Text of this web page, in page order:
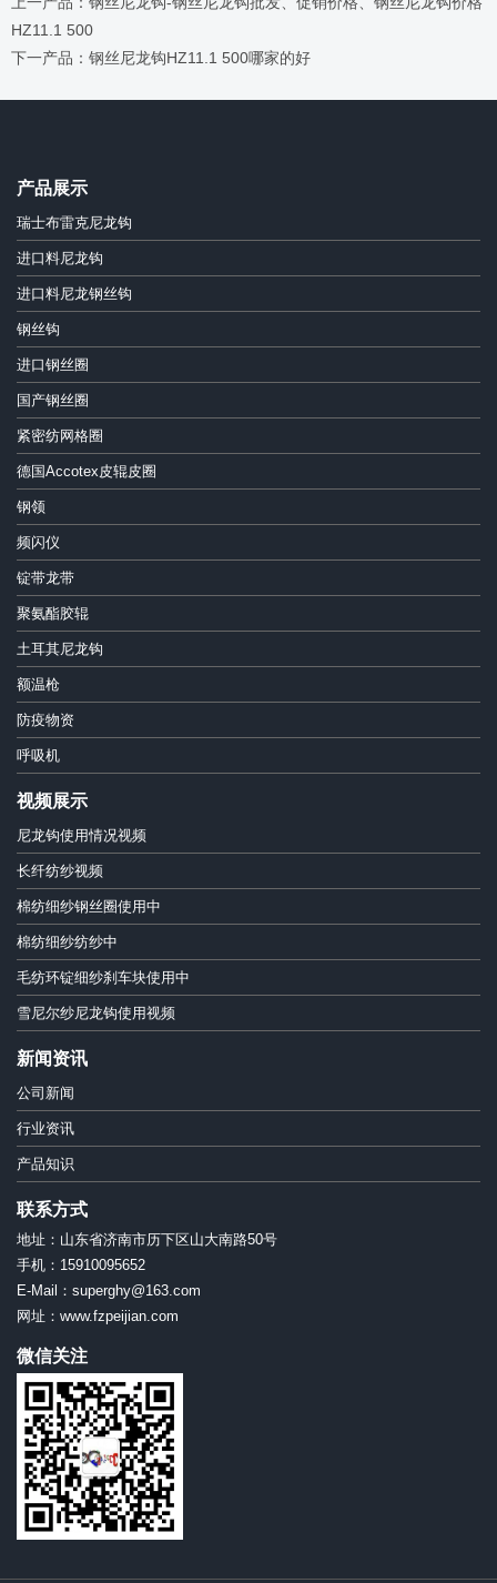
HZ11.1 500
下一产品：钢丝尼龙钩HZ11.1 500哪家的好
产品展示
瑞士布雷克尼龙钩
进口料尼龙钩
进口料尼龙钢丝钩
钢丝钩
进口钢丝圈
国产钢丝圈
紧密纺网格圈
德国Accotex皮辊皮圈
钢领
频闪仪
锭带龙带
聚氨酯胶辊
土耳其尼龙钩
额温枪
防疫物资
呼吸机
视频展示
尼龙钩使用情况视频
长纤纺纱视频
棉纺细纱钢丝圈使用中
棉纺细纱纺纱中
毛纺环锭细纱刹车块使用中
雪尼尔纱尼龙钩使用视频
新闻资讯
公司新闻
行业资讯
产品知识
联系方式
地址：山东省济南市历下区山大南路50号
手机：15910095652
E-Mail：superghy@163.com
网址：www.fzpeijian.com
微信关注